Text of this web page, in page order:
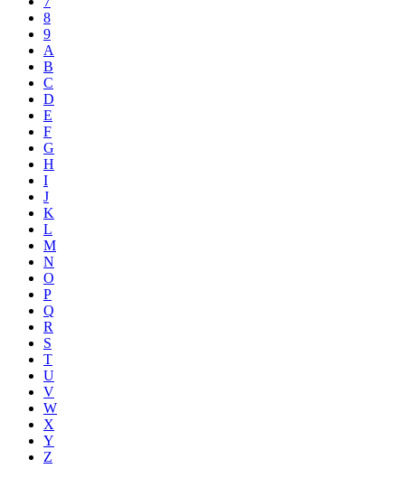
8
9
A
B
C
D
E
F
G
H
I
J
K
L
M
N
O
P
Q
R
S
T
U
V
W
X
Y
Z